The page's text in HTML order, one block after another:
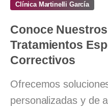
Clínica Martinelli García
Conoce Nuestros
Tratamientos
Correctivos
Ofrecemos
personalizadas y de